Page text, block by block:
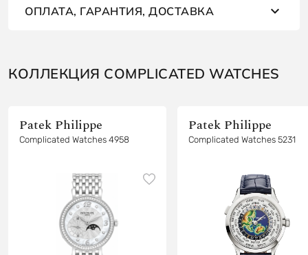
ОПЛАТА, ГАРАНТИЯ, ДОСТАВКА
КОЛЛЕКЦИЯ COMPLICATED WATCHES
Patek Philippe
Complicated Watches 4958
Patek Philippe
Complicated Watches 5231